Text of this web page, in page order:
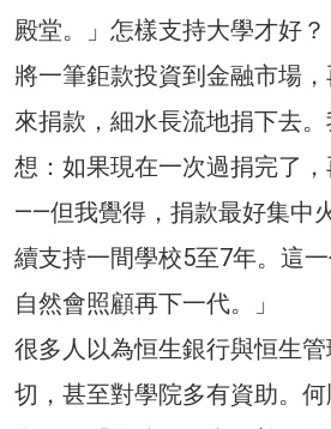
殿堂。」怎樣支持大學才好
將一筆鉅款投資到金融市場
來捐款，細水長流地捐下去
想：如果現在一次過捐完了
——但我覺得，捐款最好集中
續支持一間學校5至7年。這
自然會照顧再下一代。」
很多人以為恒生銀行與恒生
切，甚至對學院多有資助。